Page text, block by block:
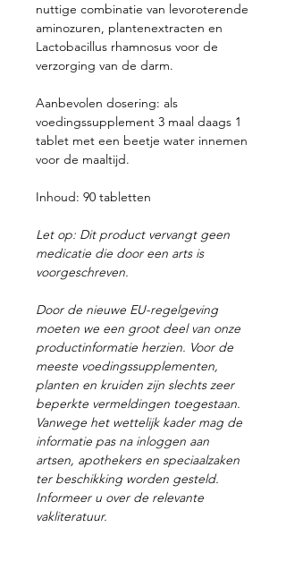
nuttige combinatie van levoroterende
aminozuren, plantenextracten en
Lactobacillus rhamnosus voor de
verzorging van de darm.
Aanbevolen dosering: als
voedingssupplement 3 maal daags 1
tablet met een beetje water innemen
voor de maaltijd.
Inhoud: 90 tabletten
Let op: Dit product vervangt geen
medicatie die door een arts is
voorgeschreven.
Door de nieuwe EU-regelgeving
moeten we een groot deel van onze
productinformatie herzien. Voor de
meeste voedingssupplementen,
planten en kruiden zijn slechts zeer
beperkte vermeldingen toegestaan.
Vanwege het wettelijk kader mag de
informatie pas na inloggen aan
artsen, apothekers en speciaalzaken
ter beschikking worden gesteld.
Informeer u over de relevante
vakliteratuur.